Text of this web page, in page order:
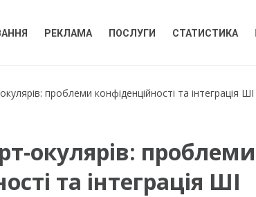
РЕКЛАМА ПОСЛУГИ СТАТИСТИКА
проблеми конфіденційності та інтеграція ШІ
окулярів: проблеми
та інтеграція ШІ